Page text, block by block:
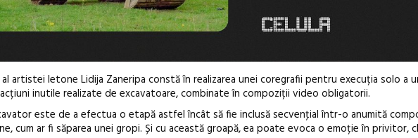
artistei letone Lidija Zaneripa constă în realizarea unei coregrafii pentru execuția solo a
inutile realizate de excavatoare, combinate în compoziții video obligatorii.
este de a efectua o etapă astfel încât să fie inclusă secvenţial într-o anumită
cum ar fi săparea unei gropi. Și cu această groapă, ea poate evoca o emoție în privitor,